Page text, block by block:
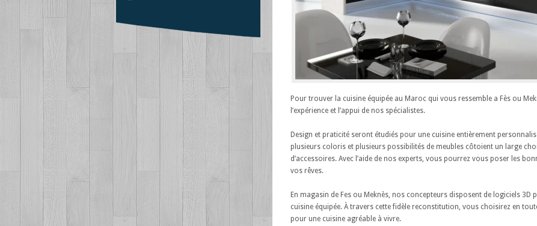
Pour trouver la cuisine équipée au Maroc qui vous ressemble a Fès ou
l’expérience et l’appui de nos spécialistes.
Design et praticité seront étudiés pour une cuisine entièrement
plusieurs coloris et plusieurs possibilités de meubles côtoient un large
d’accessoires. Avec l’aide de nos experts, vous pourrez vous poser les
vos rêves.
En magasin de Fes ou Meknès, nos concepteurs disposent de logiciels
cuisine équipée. À travers cette fidèle reconstitution, vous choisirez en
pour une cuisine agréable à vivre.